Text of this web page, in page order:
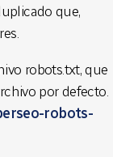
que,
robots.txt, que
por defecto.
robots-